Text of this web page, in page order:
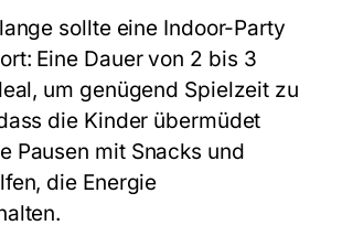
sollte eine Indoor-Party
Eine Dauer von 2 bis 3
um genügend Spielzeit zu
die Kinder übermüdet
Pausen mit Snacks und
die Energie